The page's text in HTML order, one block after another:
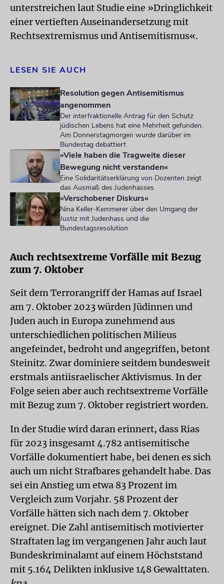
unterstreichen laut Studie eine »Dringlichkeit
einer vertieften Auseinandersetzung mit
Rechtsextremismus und Antisemitismus«.
LESEN SIE AUCH
Resolution gegen Antisemitismus
angenommen
Der interfraktionelle Antrag für den Schutz
jüdischen Lebens hat eine Mehrheit gefunden.
Am Donnerstagmorgen wurde darüber im
Bundestag debattiert
»Viele haben die Tragweite dieser
Bewegung nicht verstanden«
Eine Solidaritätserklärung von Dozenten zeigt
das Ausmaß des Judenhasses
»Verschobener Diskurs«
Nina Keller-Kemmerer über den Umgang der
Justiz mit Judenhass und die
Bundestagsresolution
Auch rechtsextreme Vorfälle mit Bezug
zum 7. Oktober
Seit dem Terrorangriff der Hamas auf Israel
am 7. Oktober 2023 würden Jüdinnen und
Juden auch in Europa zunehmend aus
unterschiedlichen politischen Milieus
angefeindet, bedroht und angegriffen, betont
Steinitz. Zwar dominiere seitdem bundesweit
erstmals antiisraelischer Aktivismus. In der
Folge seien aber auch rechtsextreme Vorfälle
mit Bezug zum 7. Oktober registriert worden.
In der Studie wird daran erinnert, dass Rias
für 2023 insgesamt 4.782 antisemitische
Vorfälle dokumentiert habe, bei denen es sich
auch um nicht Strafbares gehandelt habe. Das
sei ein Anstieg um etwa 83 Prozent im
Vergleich zum Vorjahr. 58 Prozent der
Vorfälle hätten sich nach dem 7. Oktober
ereignet. Die Zahl antisemitisch motivierter
Straftaten lag im vergangenen Jahr auch laut
Bundeskriminalamt auf einem Höchststand
mit 5.164 Delikten inklusive 148 Gewalttaten.